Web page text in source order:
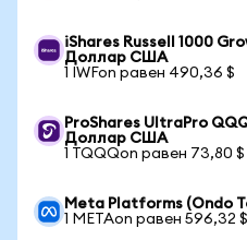
iShares Russell 1000
Доллар США
1 IWFon равен 490,36 $
ProShares UltraPro
Доллар США
1 TQQQon равен 73,80 $
Meta Platforms (Ondo
1 METAon равен 596,32 $